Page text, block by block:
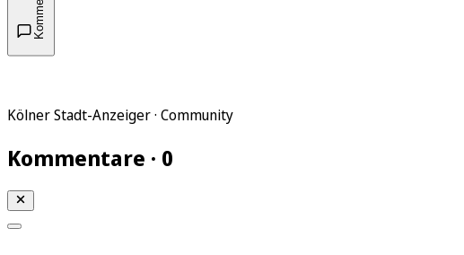
Kölner Stadt-Anzeiger · Community
Kommentare · 0